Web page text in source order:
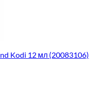
Kodi 12 мл (20083106)